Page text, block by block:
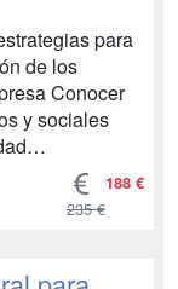
para
de los
Conocer
y sociales
188 €
235 €